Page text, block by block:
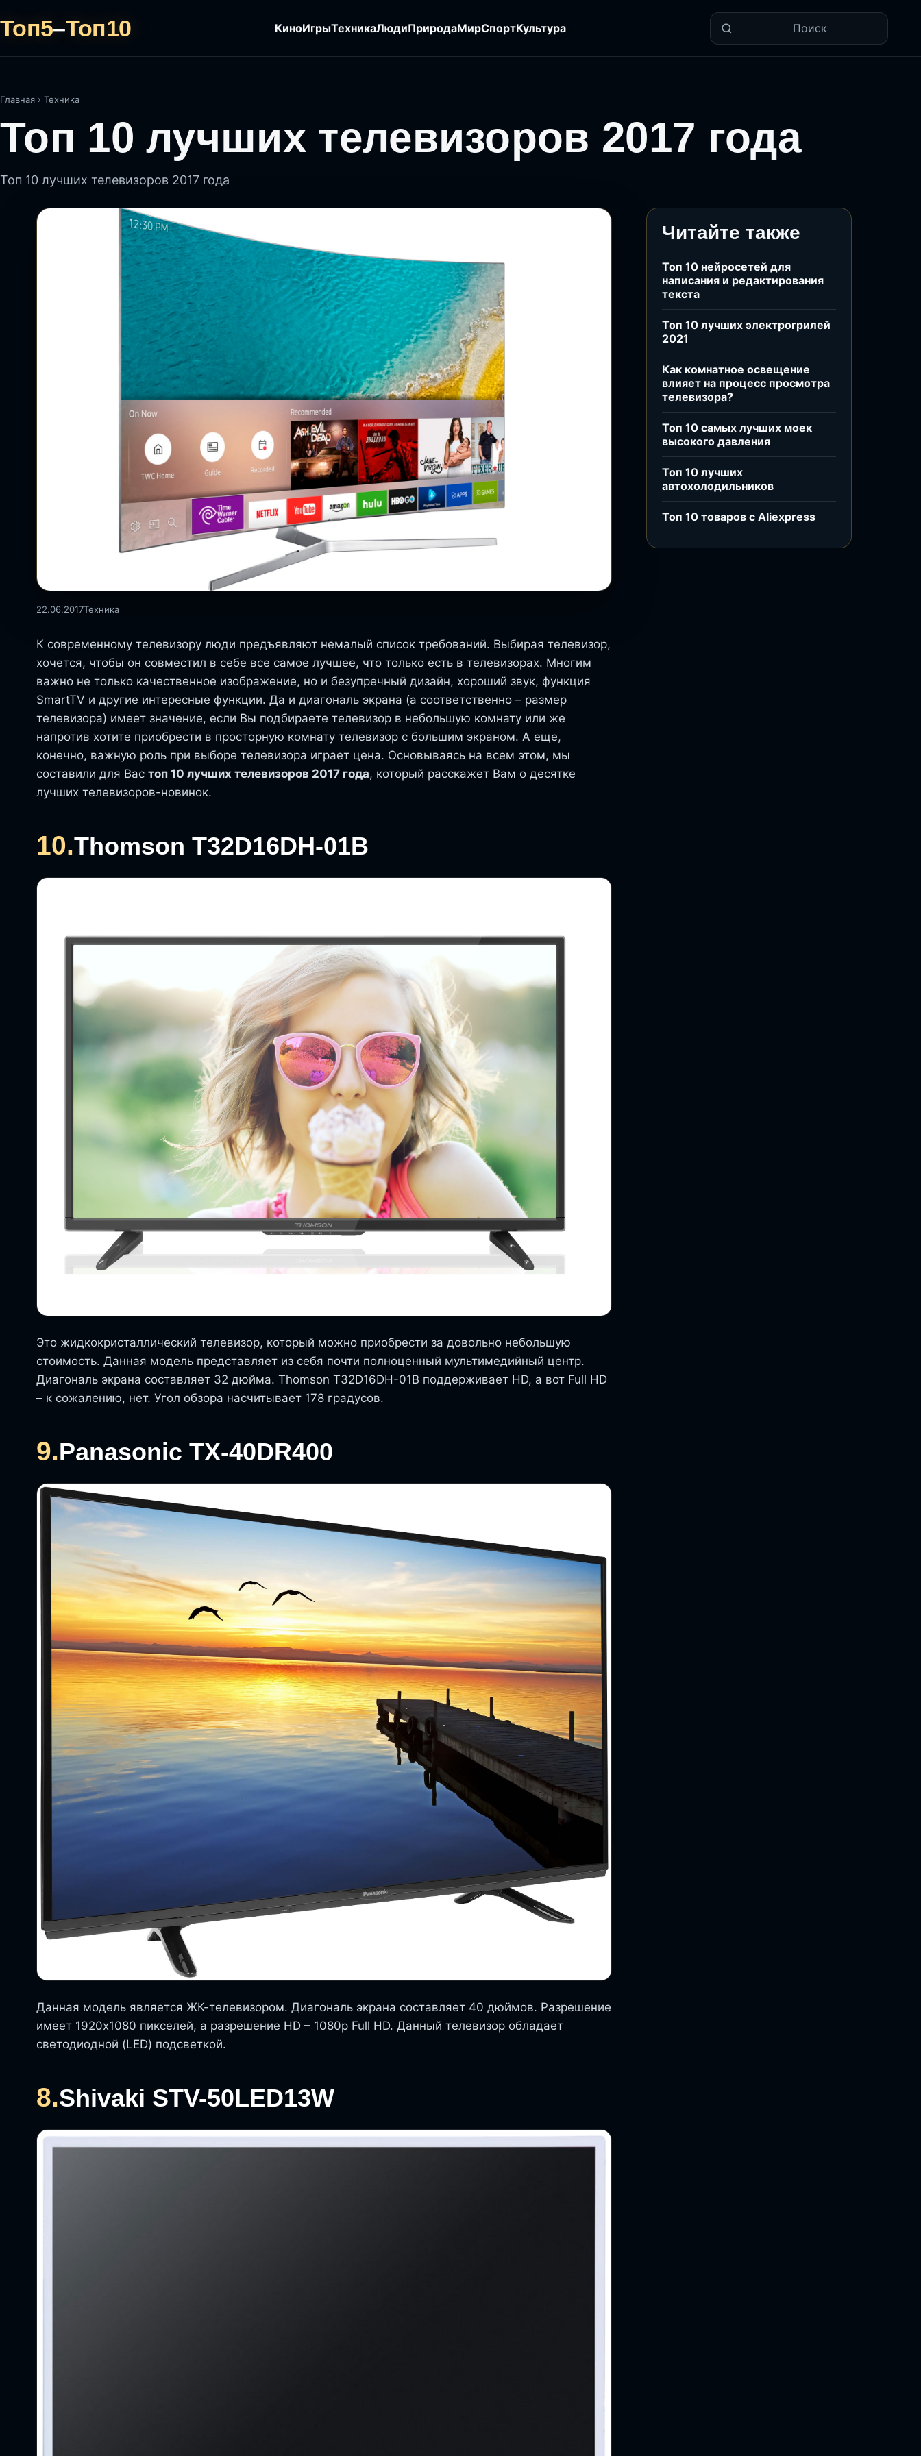
Топ5–Топ10 КиноИгрыТехникаЛюдиПриродаМирСпортКультура Поиск
Главная › Техника
Топ 10 лучших телевизоров 2017 года
Топ 10 лучших телевизоров 2017 года
22.06.2017Техника
К современному телевизору люди предъявляют немалый список требований. Выбирая телевизор,
хочется, чтобы он совместил в себе все самое лучшее, что только есть в телевизорах. Многим
важно не только качественное изображение, но и безупречный дизайн, хороший звук, функция
SmartTV и другие интересные функции. Да и диагональ экрана (а соответственно – размер
телевизора) имеет значение, если Вы подбираете телевизор в небольшую комнату или же
напротив хотите приобрести в просторную комнату телевизор с большим экраном. А еще,
конечно, важную роль при выборе телевизора играет цена. Основываясь на всем этом, мы
составили для Вас топ 10 лучших телевизоров 2017 года, который расскажет Вам о десятке
лучших телевизоров-новинок.
10.Thomson T32D16DH-01B
Это жидкокристаллический телевизор, который можно приобрести за довольно небольшую
стоимость. Данная модель представляет из себя почти полноценный мультимедийный центр.
Диагональ экрана составляет 32 дюйма. Thomson T32D16DH-01B поддерживает HD, а вот Full HD
– к сожалению, нет. Угол обзора насчитывает 178 градусов.
9.Panasonic TX-40DR400
Данная модель является ЖК-телевизором. Диагональ экрана составляет 40 дюймов. Разрешение
имеет 1920х1080 пикселей, а разрешение HD – 1080p Full HD. Данный телевизор обладает
светодиодной (LED) подсветкой.
8.Shivaki STV-50LED13W
Читайте также
Топ 10 нейросетей для
написания и редактирования
текста
Топ 10 лучших электрогрилей
2021
Как комнатное освещение
влияет на процесс просмотра
телевизора?
Топ 10 самых лучших моек
высокого давления
Топ 10 лучших
автохолодильников
Топ 10 товаров с Aliexpress